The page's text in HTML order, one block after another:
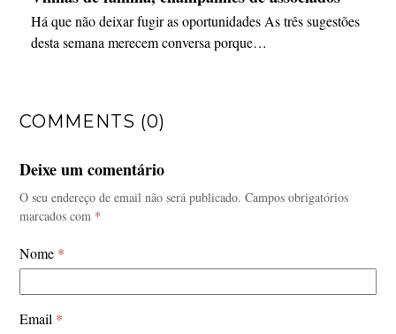
Há que não deixar fugir as oportunidades As três sugestões
desta semana merecem conversa porque…
COMMENTS (0)
Deixe um comentário
O seu endereço de email não será publicado. Campos obrigatórios
marcados com *
Nome *
Email *